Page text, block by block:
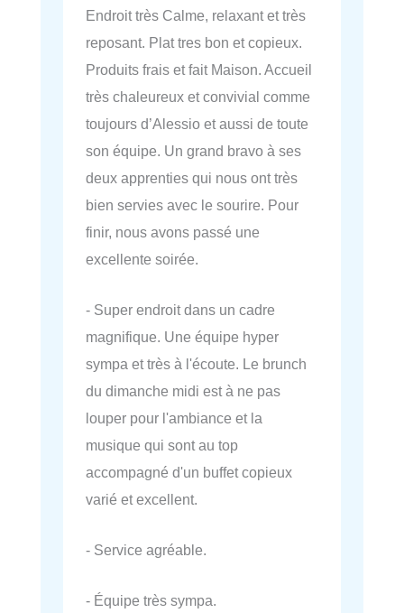
Endroit très Calme, relaxant et très
reposant. Plat tres bon et copieux.
Produits frais et fait Maison. Accueil
très chaleureux et convivial comme
toujours d’Alessio et aussi de toute
son équipe. Un grand bravo à ses
deux apprenties qui nous ont très
bien servies avec le sourire. Pour
finir, nous avons passé une
excellente soirée.
- Super endroit dans un cadre
magnifique. Une équipe hyper
sympa et très à l'écoute. Le brunch
du dimanche midi est à ne pas
louper pour l'ambiance et la
musique qui sont au top
accompagné d'un buffet copieux
varié et excellent.
- Service agréable.
- Équipe très sympa.